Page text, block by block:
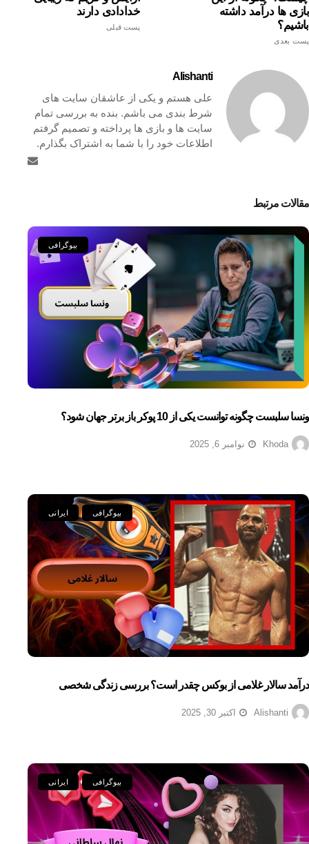
خدادادی دارند
پست قبلی
بازی ها درآمد داشته
باشیم؟
پست بعدی
Alishanti
علی هستم و یکی از عاشقان سایت های
شرط بندی می باشم. بنده به بررسی تمام
سایت ها و بازی ها پرداخته و تصمیم گرفتم
اطلاعات خود را با شما به اشتراک بگذارم.
مقالات مرتبط
بیوگرافی
ونسا سلبست چگونه توانست یکی از 10 پوکر باز برتر جهان شود؟
Khoda نوامبر 6, 2025
ایرانی بیوگرافی
درآمد سالار غلامی از بوکس چقدر است؟ بررسی زندگی شخصی
Alishanti اکتبر 30, 2025
ایرانی بیوگرافی